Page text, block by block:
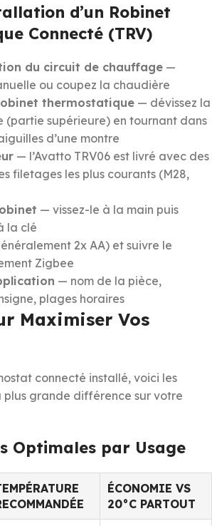
d’un Robinet
Connecté (TRV)
du circuit de chauffage —
ou coupez la chaudière
thermostatique — dévissez la
(partie supérieure) en tournant dans
d’une montre
— l’Avatto TRV06 est livré avec des
filetages les plus courants (M28,
— vissez-le à la main puis
la clé
2x AA) et suivre le
Zigbee
— nom de la pièce,
plages horaires
Maximiser Vos
connecté installé, voici les
grande différence sur votre
Optimales par Usage
ÉCONOMIE VS
20°C PARTOUT